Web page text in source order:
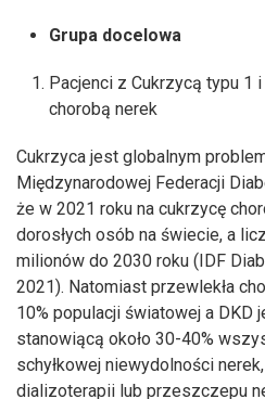
Grupa docelowa
Pacjenci z Cukrzycą typu 1
chorobą nerek
Cukrzyca jest globalnym
Międzynarodowej Federacji
że w 2021 roku na cukrzycę
dorosłych osób na świecie, a
milionów do 2030 roku (IDF
2021). Natomiast przewlekła
10% populacji światowej a DKD
stanowiącą około 30-40%
schyłkowej niewydolności
dializoterapii lub przeszczepu